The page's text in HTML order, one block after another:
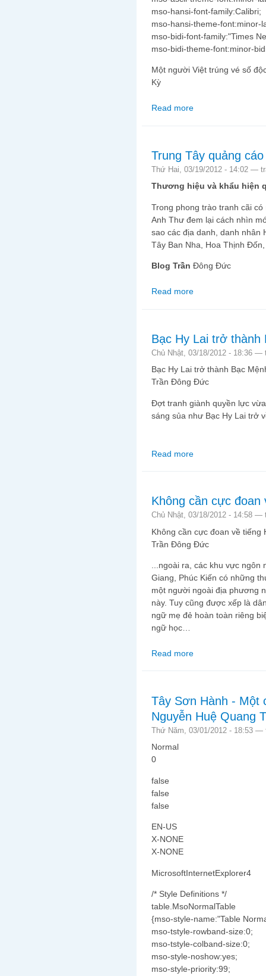
mso-hansi-font-family:Calibri;
mso-hansi-theme-font:minor-
mso-bidi-font-family:"Times
mso-bidi-theme-font:minor-
Một người Việt trúng vé số
Kỳ
Read more
Trung Tây quảng
Thứ Hai, 03/19/2012 - 14:02 —
Thương hiệu và khẩu hiện
Trong phong trào tranh cãi
Anh Thư đem lại cách nhìn
sao các địa danh, danh nhân
Tây Ban Nha, Hoa Thịnh
Blog Trần Đông Đức
Read more
Bạc Hy Lai trở thành
Chủ Nhật, 03/18/2012 - 18:36 —
Bạc Hy Lai trở thành Bạc
Trần Đông Đức
Đợt tranh giành quyền lực
sáng sủa như Bạc Hy Lai trở
Read more
Không cần cực đoan
Chủ Nhật, 03/18/2012 - 14:58 —
Không cần cực đoan về tiếng
Trần Đông Đức
...ngoài ra, các khu vực ngôn
Giang, Phúc Kiến có những
một người ngoài địa phương
này. Tuy cũng được xếp là
ngữ mẹ đẻ hoàn toàn riêng
ngữ học…
Read more
Tây Sơn Hành - Một
Nguyễn Huệ Quang
Thứ Năm, 03/01/2012 - 18:53 —
Normal
0
false
false
false
EN-US
X-NONE
X-NONE
MicrosoftInternetExplorer4
/* Style Definitions */
table.MsoNormalTable
{mso-style-name:"Table
mso-tstyle-rowband-size:0;
mso-tstyle-colband-size:0;
mso-style-noshow:yes;
mso-style-priority:99;